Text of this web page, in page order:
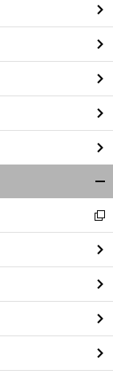
前
る
閉
る
新
し
い
ウ
ィ
ン
ド
ウ
で
開